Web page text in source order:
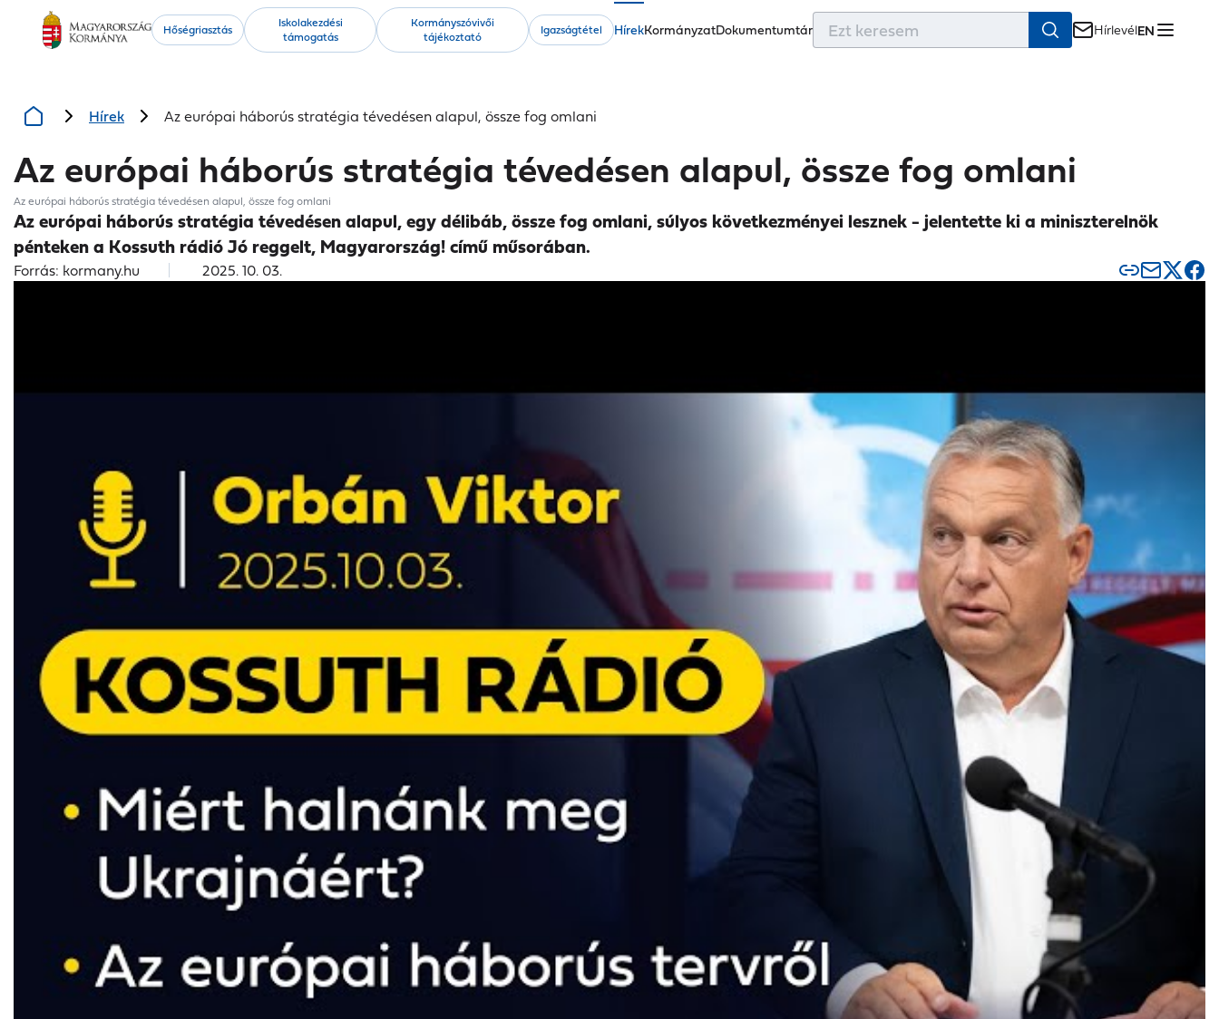
Kiemelt
tartalmak
Hőségriasztás
Iskolakezdési
támogatás
Kormányszóvivői
tájékoztató
Igazságtétel
Fő
HírekKormányzatDokumentumtár HírlevélEN
Hírek Az európai háborús stratégia tévedésen alapul, össze fog omlani
Az európai háborús stratégia tévedésen alapul, össze fog omlani
Az európai háborús stratégia tévedésen alapul, össze fog omlani
Az európai háborús stratégia tévedésen alapul, egy délibáb, össze fog omlani, súlyos következményei lesznek - jelentette ki a miniszterelnök
pénteken a Kossuth rádió Jó reggelt, Magyarország! című műsorában.
Forrás: kormany.hu 2025. 10. 03.